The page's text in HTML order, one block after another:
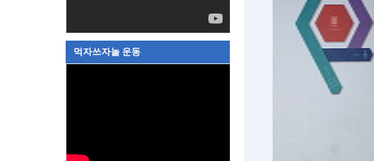
먹자쓰자놀 운동